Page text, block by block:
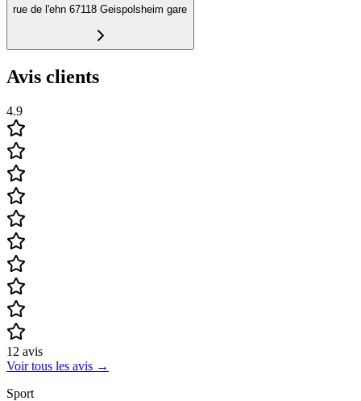
rue de l'ehn 67118 Geispolsheim gare
Avis clients
4.9
12 avis
Voir tous les avis →
Sport